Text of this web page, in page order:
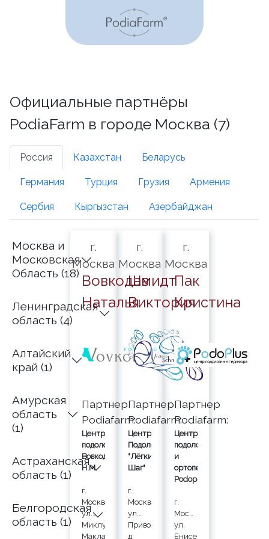
Официальные партнёры
PodiaFarm в городе Москва (7)
Россия Казахстан Беларусь
Германия Турция Грузия Армения
Сербия Кыргызстан Азербайджан
Москва и
Московская
Область (18)
Ленинградская
область (4)
Алтайский
край (1)
Амурская
область
(1)
Астраханская
область (1)
Белгородская
область (1)
г.
Москва
Вовкодав
Наталья
Партнер
Podiafarm:
Центр
подологии
Вовкодав
Н.М.
г.
Москва,
ул.
Миклухо-
Маклая,
г.
Москва
Шмидт
Виктория
Партнер
Podiafarm:
Центр
Подологии
"Лёгкий
Шаг"
г.
Москва,
ул.
Привольная,
д.
г.
Москва
Пак
Кристина
Партнер
Podiafarm:
Центр
подологии
и
ортопедии
Podoplus
г.
Москва,
ул.
Енисейская,